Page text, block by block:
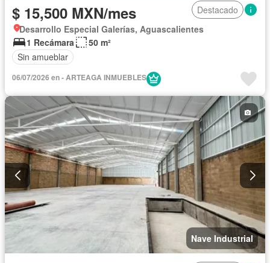
$ 15,500 MXN/mes
Destacado
Desarrollo Especial Galerías, Aguascalientes
1 Recámara
50 m²
Sin amueblar
06/07/2026 en - ARTEAGA INMUEBLES
Nave Industrial